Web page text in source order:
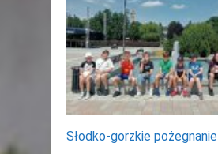
Słodko-gorzkie pożegnanie